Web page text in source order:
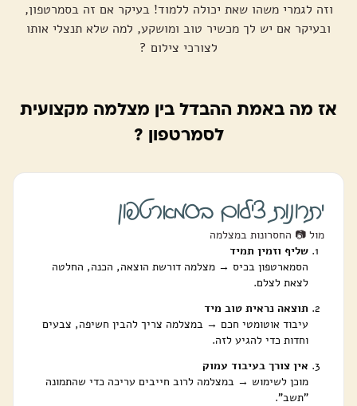
וזה לגמרי משהו שאת יכולה ללמוד! בעיקר אם זה בסמרטפון,
ובעיקר אם יש לך מכשיר טוב ומושקע, למה שלא תנצלי אותו
לצורכי צילום ?
אז מה באמת ההבדל בין מצלמה מקצועית
לסמרטפון ?
יתרונות צילום בסמארטפון
מול 📷 החסרונות במצלמה
שליף וזמין תמיד
הסמארטפון בכיס → מצלמה דורשת הוצאה, הכנה, החלטה
לצאת לצלם.
תוצאה נראית טוב מיד
עיבוד אוטומטי חכם → במצלמה צריך להבין חשיפה, צבעים
וחדות כדי להגיע לזה.
אין צורך בעיבוד עמוק
מוכן לשימוש → במצלמה לרוב חייבים עריכה כדי שהתמונה
"תשב".